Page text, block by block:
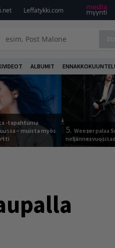
Leffatykki.com
ALBUMIT
-tapahtuma
– muista myös
5. Weezer palaa